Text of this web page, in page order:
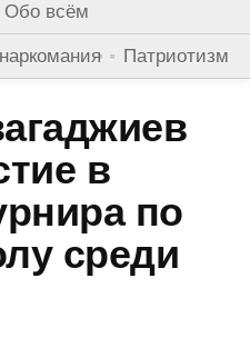
Обо всём
Патриотизм
в
по
среди